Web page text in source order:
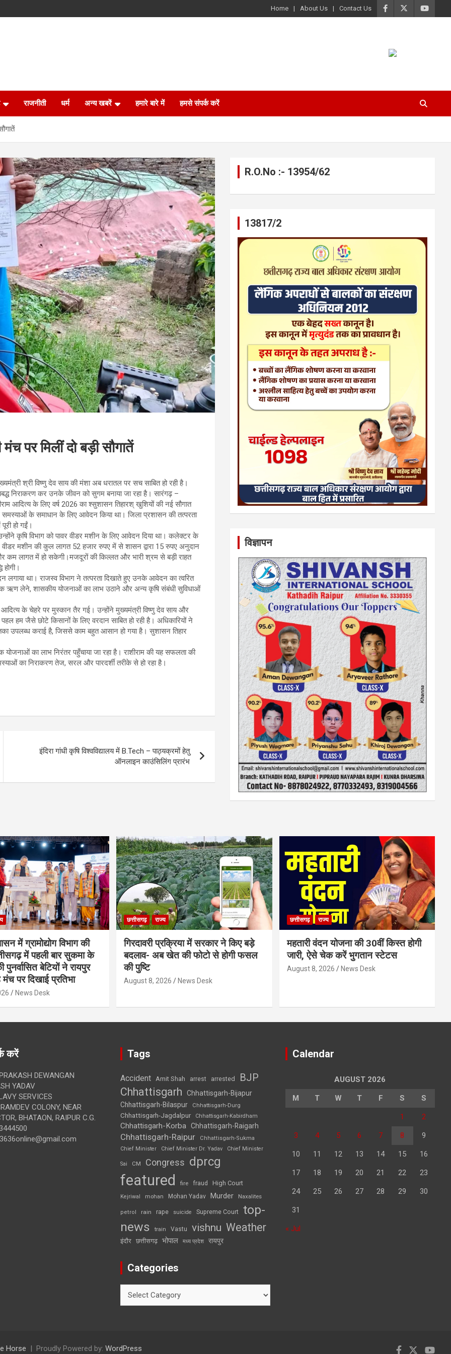
Home About Us Contact Us
राजनीती धर्म अन्य खबरें हमारे बारे में हमसे संपर्क करें
पर मिलीं दो बड़ी सौगातें
श्री विष्णु देव साय की मंशा अब धरातल पर सच साबित हो रही है।
निराकरण कर उनके जीवन को सुगम बनाया जा रहा है। सारंगढ़ –
आदित्य के लिए वर्ष 2026 का श्सुशासन तिहारश् खुशियों की नई सौगात
के समाधान के लिए आवेदन किया था। जिला प्रशासन की तत्परता
हो गईं।
कृषि विभाग को पावर वीडर मशीन के लिए आवेदन दिया था। कलेक्टर के
वीडर मशीन की कुल लागत 52 हजार रुपए में से शासन द्वारा 15 रुपए अनुदान
कम लागत में हो सकेगी।मजदूरों की किल्लत और भारी श्रम से बड़ी राहत
था। राजस्व विभाग ने तत्परता दिखाते हुए उनके आवेदन का त्वरित
ऋण लेने, शासकीय योजनाओं का लाभ उठाने और अन्य कृषि संबंधी सुविधाओं
आदित्य के चेहरे पर मुस्कान तैर गई। उन्होंने मुख्यमंत्री विष्णु देव साय और
हम जैसे छोटे किसानों के लिए वरदान साबित हो रही है। अधिकारियों ने
कराई है, जिससे काम बहुत आसान हो गया है। सुशासन तिहार
योजनाओं का लाभ निरंतर पहुँचाया जा रहा है। राशीराम की यह सफलता की
का निराकरण तेज, सरल और पारदर्शी तरीके से हो रहा है।
इंदिरा गांधी कृषि विश्वविद्यालय में B.Tech – पाठ्यक्रमों हेतु
ऑनलाइन काउंसिलिंग प्रारंभ
R.O.No :- 13954/62
13817/2
विज्ञापन
में ग्रामोद्योग विभाग की
में पहली बार सुकमा के
पुनर्वासित बेटियों ने रायपुर
पर दिखाई प्रतिभा
News Desk
छत्तीसगढ़ राज्य
गिरदावरी प्रक्रिया में सरकार ने किए बड़े
बदलाव- अब खेत की फोटो से होगी फसल
की पुष्टि
August 8, 2026 News Desk
छत्तीसगढ़ राज्य
महतारी वंदन योजना की 30वीं किस्त होगी
जारी, ऐसे चेक करें भुगतान स्टेटस
August 8, 2026 News Desk
करें
DEWANGAN
YADAV
SERVICES
COLONY, NEAR
BHATAON, RAIPUR C.G.
Tags
Accident Amit Shah arrest arrested BJP
Chhattisgarh
Chhattisgarh-Bijapur
Chhattisgarh-Bilaspur
Chhattisgarh-Durg
Chhattisgarh-Jagdalpur Chhattisgarh-Kabirdham
Chhattisgarh-Korba Chhattisgarh-Raigarh
Chhattisgarh-Raipur
Chhattisgarh-Sukma
Chief Minister
Chief Minister Dr. Yadav Chief Minister
Sai CM Congress dprcg
featured fire fraud High Court
Kejriwal mohan Mohan Yadav Murder Naxalites
petrol rain rape suicide Supreme Court top-
news
train Vastu vishnu Weather
इंदौर छत्तीसगढ़ भोपाल मध्य प्रदेश रायपुर
Categories
Calendar
AUGUST 2026
M T W T F S S
1 2
3 4 5 6 7 8 9
10 11 12 13 14 15 16
17 18 19 20 21 22 23
24 25 26 27 28 29 30
31
« Jul
Horse Proudly Powered by: WordPress